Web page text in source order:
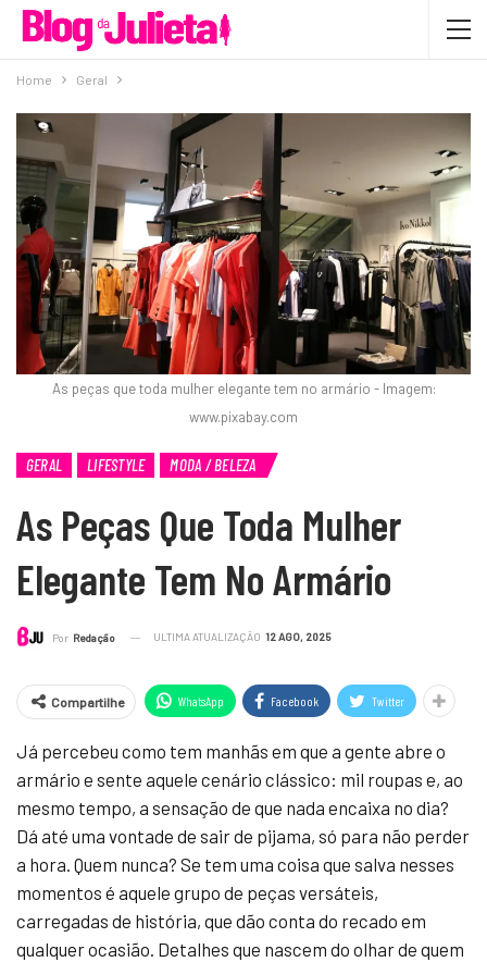
Home Geral
As peças que toda mulher elegante tem no armário - Imagem:
www.pixabay.com
GERAL LIFESTYLE MODA / BELEZA
As Peças Que Toda Mulher
Elegante Tem No Armário
Por Redação ULTIMA ATUALIZAÇÃO 12 AGO, 2025
Compartilhe WhatsApp Facebook Twitter
Já percebeu como tem manhãs em que a gente abre o
armário e sente aquele cenário clássico: mil roupas e, ao
mesmo tempo, a sensação de que nada encaixa no dia?
Dá até uma vontade de sair de pijama, só para não perder
a hora. Quem nunca? Se tem uma coisa que salva nesses
momentos é aquele grupo de peças versáteis,
carregadas de história, que dão conta do recado em
qualquer ocasião. Detalhes que nascem do olhar de quem